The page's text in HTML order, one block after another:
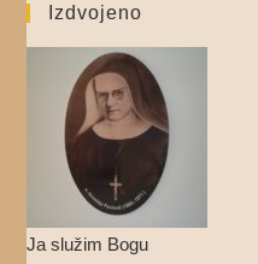
Izdvojeno
Ja služim Bogu